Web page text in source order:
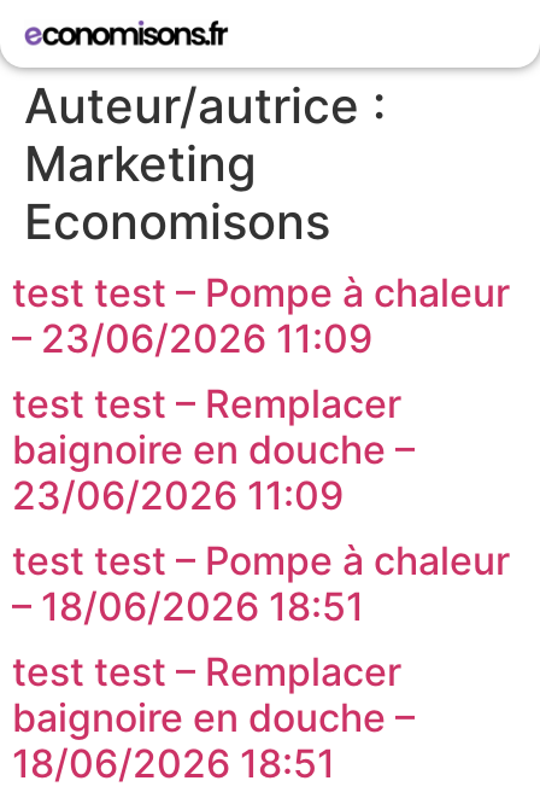
Auteur/autrice :
Marketing
Economisons
test test – Pompe à chaleur
– 23/06/2026 11:09
test test – Remplacer
baignoire en douche –
23/06/2026 11:09
test test – Pompe à chaleur
– 18/06/2026 18:51
test test – Remplacer
baignoire en douche –
18/06/2026 18:51